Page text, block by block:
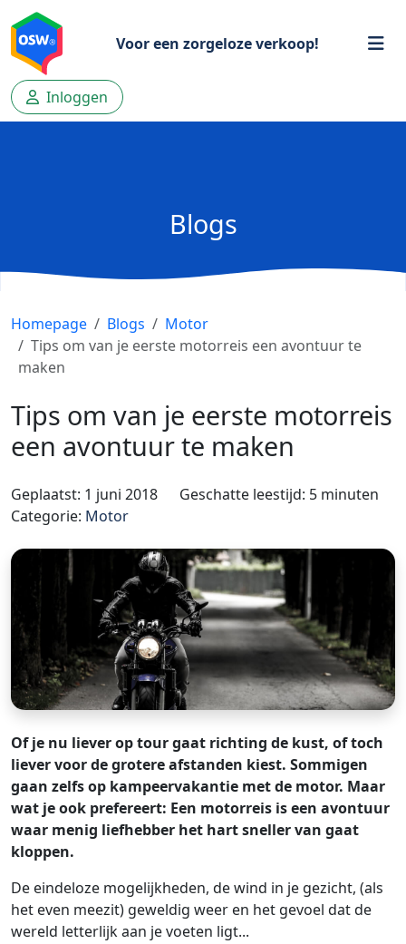
Voor een zorgeloze verkoop!
Inloggen
Blogs
Homepage Blogs
Motor
Tips om van je eerste motorreis een avontuur te
maken
Tips om van je eerste motorreis
een avontuur te maken
Geplaatst: 1 juni 2018
Geschatte leestijd: 5 minuten
Categorie: Motor
Of je nu liever op tour gaat richting de kust, of toch
liever voor de grotere afstanden kiest. Sommigen
gaan zelfs op kampeervakantie met de motor. Maar
wat je ook prefereert: Een motorreis is een avontuur
waar menig liefhebber het hart sneller van gaat
kloppen.
De eindeloze mogelijkheden, de wind in je gezicht, (als
het even meezit) geweldig weer en het gevoel dat de
wereld letterlijk aan je voeten ligt...